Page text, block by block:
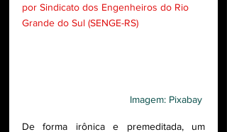
por Sindicato dos Engenheiros do Rio
Grande do Sul (SENGE-RS)
Imagem: Pixabay
De forma irônica e premeditada, um